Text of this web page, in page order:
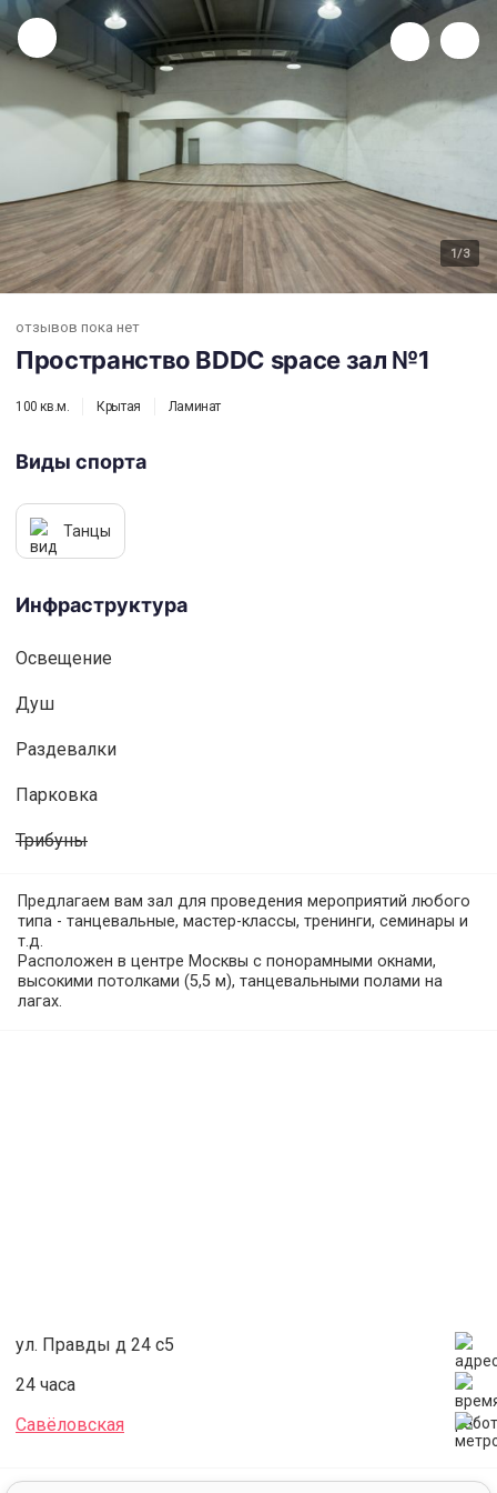
1/3
Пространство BDDC space зал №1
отзывов пока нет
Пространство BDDC space зал №1
100 кв.м. Крытая Ламинат
Виды спорта
Танцы
Инфраструктура
Освещениe
Душ
Раздевалки
Парковка
Трибуны
Предлагаем вам зал для проведения мероприятий любого
типа - танцевальные, мастер-классы, тренинги, семинары и
т.д.
Расположен в центре Москвы с понорамными окнами,
высокими потолками (5,5 м), танцевальными полами на
лагах.
ул. Правды д 24 с5
24 часа
Савёловская